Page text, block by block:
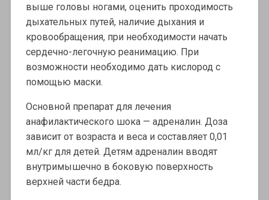
выше головы ногами, оценить проходимость
дыхательных путей, наличие дыхания и
кровообращения, при необходимости начать
сердечно-легочную реанимацию. При
возможности необходимо дать кислород с
помощью маски.
Основной препарат для лечения
анафилактического шока — адреналин. Доза
зависит от возраста и веса и составляет 0,01
мл/кг для детей. Детям адреналин вводят
внутримышечно в боковую поверхность
верхней части бедра.